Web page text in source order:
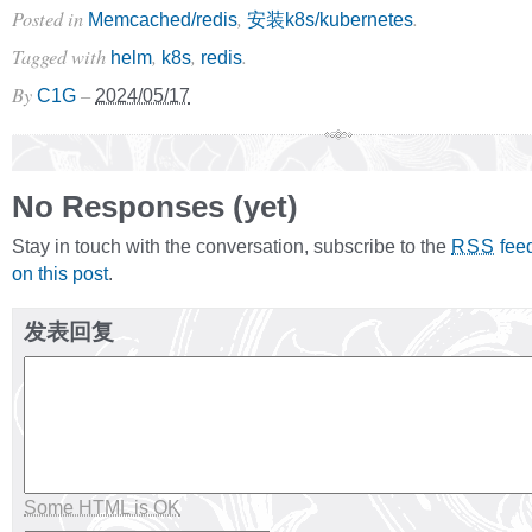
Posted in Memcached/redis, 安装k8s/kubernetes.
Tagged with helm, k8s, redis.
By C1G – 2024/05/17
No Responses (yet)
Stay in touch with the conversation, subscribe to the RSS
on this post.
发表回复
Some HTML is OK